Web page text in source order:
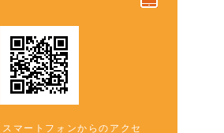
スマートフォンからのアクセ